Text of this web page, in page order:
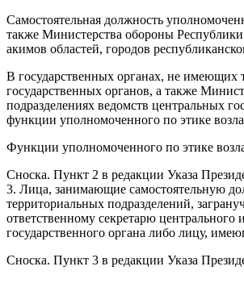
Самостоятельная должность
также Министерства обороны
акимов областей, городов
В государственных органах, не имеющих
государственных органов, а также
подразделениях ведомств центральных
функции уполномоченного по этике
Функции уполномоченного по этике
Сноска. Пункт 2 в редакции Указа
3. Лица, занимающие самостоятельную
территориальных подразделений,
ответственному секретарю
государственного органа либо лицу,
Сноска. Пункт 3 в редакции Указа